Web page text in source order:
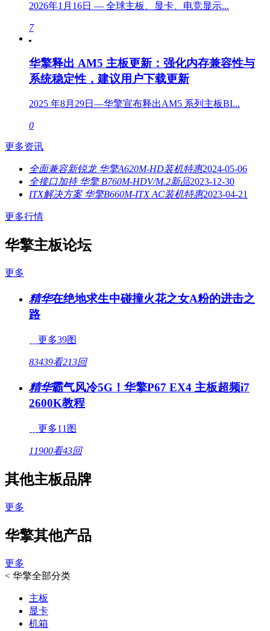
2026年1月16日 — 全球主板、显卡、电竞显示...
7
华擎释出 AM5 主板更新：强化内存兼容性与
系统稳定性，建议用户下载更新
2025 年8月29日—华擎宣布释出AM5 系列主板BI...
0
更多资讯
全面兼容新锐龙 华擎A620M-HD装机特惠2024-05-06
全接口加持 华擎 B760M-HDV/M.2新品2023-12-30
ITX解决方案 华擎B660M-ITX AC装机特惠2023-04-21
更多行情
华擎主板论坛
更多
精华在绝地求生中碰撞火花之女A粉的进击之
路
更多39图
83439看213回
精华霸气风冷5G！华擎P67 EX4 主板超频i7
2600K教程
更多11图
11900看43回
其他主板品牌
更多
华擎其他产品
更多
< 华擎全部分类
主板
显卡
机箱